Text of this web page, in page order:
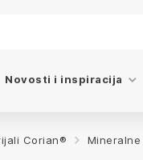
Novosti i inspiracija
Corian®